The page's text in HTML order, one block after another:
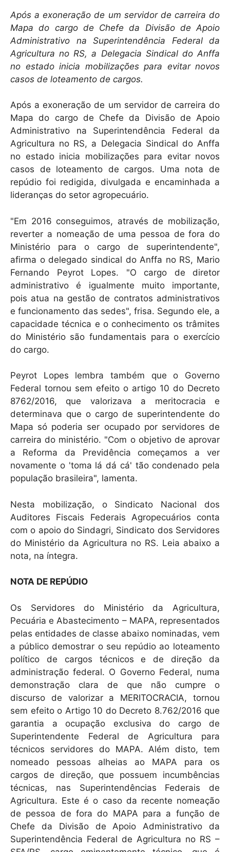
at
s
A
p
p
c
e
b
o
o
k
ai
l
Após a exoneração de um servidor de carreira do
Mapa do cargo de Chefe da Divisão de Apoio
Administrativo na Superintendência Federal da
Agricultura no RS, a Delegacia Sindical do Anffa
no estado inicia mobilizações para evitar novos
casos de loteamento de cargos.
Após a exoneração de um servidor de carreira do
Mapa do cargo de Chefe da Divisão de Apoio
Administrativo na Superintendência Federal da
Agricultura no RS, a Delegacia Sindical do Anffa
no estado inicia mobilizações para evitar novos
casos de loteamento de cargos. Uma nota de
repúdio foi redigida, divulgada e encaminhada a
lideranças do setor agropecuário.
"Em 2016 conseguimos, através de mobilização,
reverter a nomeação de uma pessoa de fora do
Ministério para o cargo de superintendente",
afirma o delegado sindical do Anffa no RS, Mario
Fernando Peyrot Lopes. "O cargo de diretor
administrativo é igualmente muito importante,
pois atua na gestão de contratos administrativos
e funcionamento das sedes", frisa. Segundo ele, a
capacidade técnica e o conhecimento os trâmites
do Ministério são fundamentais para o exercício
do cargo.
Peyrot Lopes lembra também que o Governo
Federal tornou sem efeito o artigo 10 do Decreto
8762/2016, que valorizava a meritocracia e
determinava que o cargo de superintendente do
Mapa só poderia ser ocupado por servidores de
carreira do ministério. "Com o objetivo de aprovar
a Reforma da Previdência começamos a ver
novamente o 'toma lá dá cá' tão condenado pela
população brasileira", lamenta.
Nesta mobilização, o Sindicato Nacional dos
Auditores Fiscais Federais Agropecuários conta
com o apoio do Sindagri, Sindicato dos Servidores
do Ministério da Agricultura no RS. Leia abaixo a
nota, na íntegra.
NOTA DE REPÚDIO
Os Servidores do Ministério da Agricultura,
Pecuária e Abastecimento – MAPA, representados
pelas entidades de classe abaixo nominadas, vem
a público demostrar o seu repúdio ao loteamento
político de cargos técnicos e de direção da
administração federal. O Governo Federal, numa
demonstração clara de que não cumpre o
discurso de valorizar a MERITOCRACIA, tornou
sem efeito o Artigo 10 do Decreto 8.762/2016 que
garantia a ocupação exclusiva do cargo de
Superintendente Federal de Agricultura para
técnicos servidores do MAPA. Além disto, tem
nomeado pessoas alheias ao MAPA para os
cargos de direção, que possuem incumbências
técnicas, nas Superintendências Federais de
Agricultura. Este é o caso da recente nomeação
de pessoa de fora do MAPA para a função de
Chefe da Divisão de Apoio Administrativo da
Superintendência Federal de Agricultura no RS –